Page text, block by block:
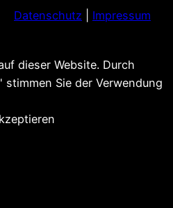
Datenschutz Impressum
dieser Website. Durch
Sie der Verwendung